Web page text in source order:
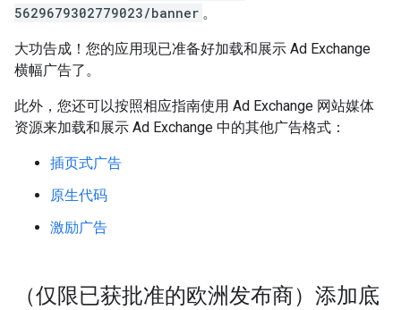
5629679302779023/banner 。
大功告成！您的应用现已准备好加载和展示 Ad Exchange
横幅广告了。
此外，您还可以按照相应指南使用 Ad Exchange 网站媒体
资源来加载和展示 Ad Exchange 中的其他广告格式：
插页式广告
原生代码
激励广告
（仅限已获批准的欧洲发布商）添加底